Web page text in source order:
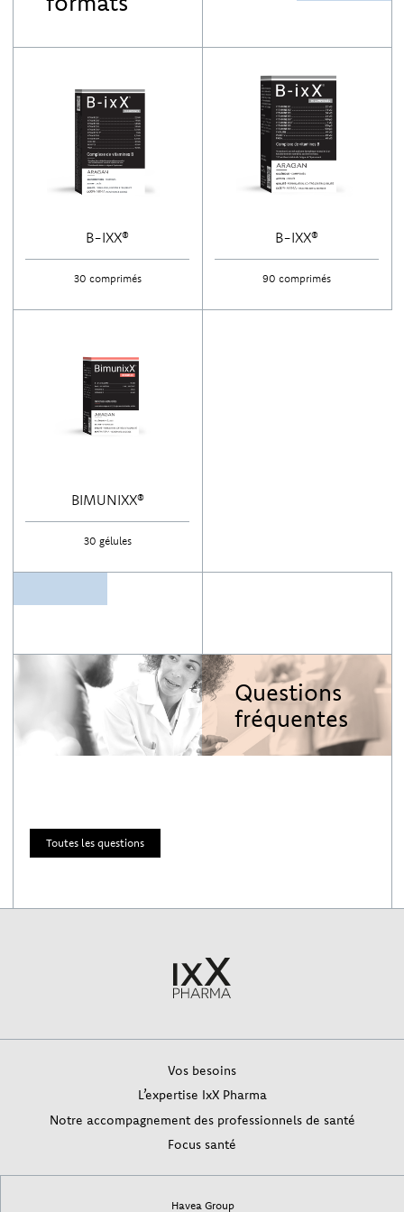
B-IXX®
30 comprimés
B-IXX®
90 comprimés
BIMUNIXX®
30 gélules
Questions
fréquentes
Toutes les questions
Vos besoins
L’expertise IxX Pharma
Notre accompagnement des professionnels de santé
Focus santé
Havea Group